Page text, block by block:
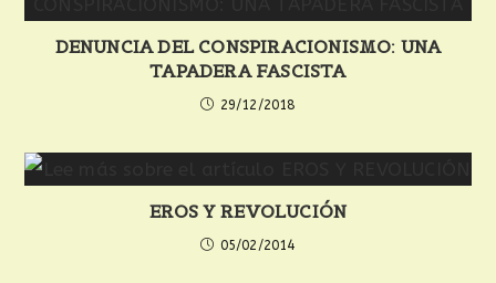
DENUNCIA DEL CONSPIRACIONISMO: UNA
TAPADERA FASCISTA
29/12/2018
EROS Y REVOLUCIÓN
05/02/2014